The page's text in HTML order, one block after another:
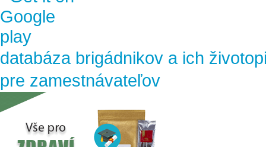
databáza brigádnikov a ich
pre zamestnávateľov